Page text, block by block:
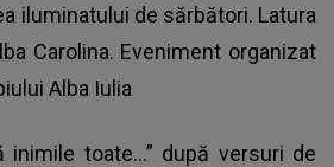
iluminatului de sărbători. Latura
Carolina. Eveniment organizat
Alba Iulia
inimile toate…” după versuri de